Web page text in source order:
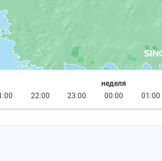
22:00 23:00 00:00
неделя
01:00